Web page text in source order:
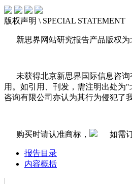
版权声明 \ SPECIAL STATEMENT
新思界网站研究报告产品版权
未获得北京新思界国际信息咨
用。如引用、刊发，需注明出处为
咨询有限公司亦认为其行为侵犯了
购买时请认准商标， 如需
报告目录
内容概括